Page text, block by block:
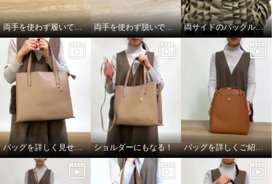
両手を使わず履いてみた！ 両手を使わず脱いでみた！ 両サイドのバックルを留めると、、、
バッグを詳しく見せちゃいます！ ショルダーにもなる！ バッグを詳しくご紹介！